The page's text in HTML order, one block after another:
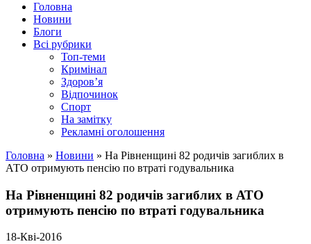
Головна
Новини
Блоги
Всі рубрики
Топ-теми
Кримінал
Здоров’я
Відпочинок
Спорт
На замітку
Рекламні оголошення
Головна » Новини » На Рівненщині 82 родичів загиблих в
АТО отримують пенсію по втраті годувальника
На Рівненщині 82 родичів загиблих в АТО
отримують пенсію по втраті годувальника
18-Кві-2016